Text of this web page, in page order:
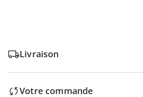
Livraison
Votre commande